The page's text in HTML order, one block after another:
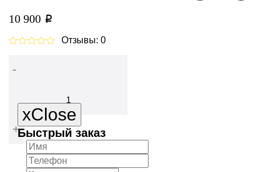
10 900 p
Отзывы: 0
-
+
xClose
Быстрый заказ